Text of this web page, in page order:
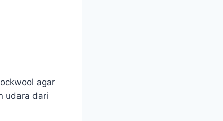
agar
udara dari